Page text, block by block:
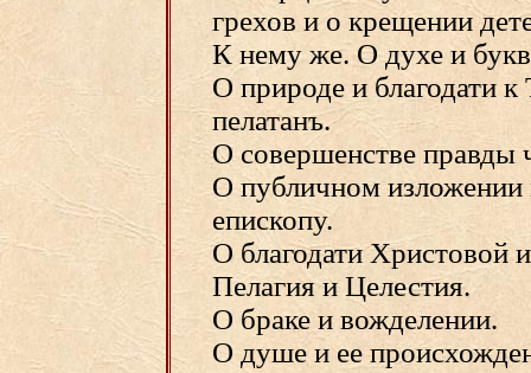
грехов и о крещении
К нему же. О духе и
О природе и благодати
пелатанъ.
О совершенстве правды
О публичном
епископу.
О благодати Христовой
Пелагия и Целестия.
О браке и вожделении.
О душе и ее